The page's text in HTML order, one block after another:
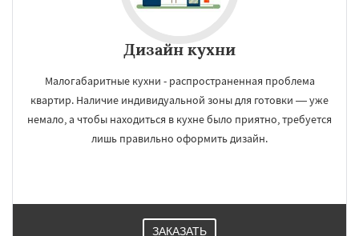
Дизайн кухни
Малогабаритные кухни - распространенная проблема
квартир. Наличие индивидуальной зоны для готовки — уже
немало, а чтобы находиться в кухне было приятно, требуется
лишь правильно оформить дизайн.
ЗАКАЗАТЬ